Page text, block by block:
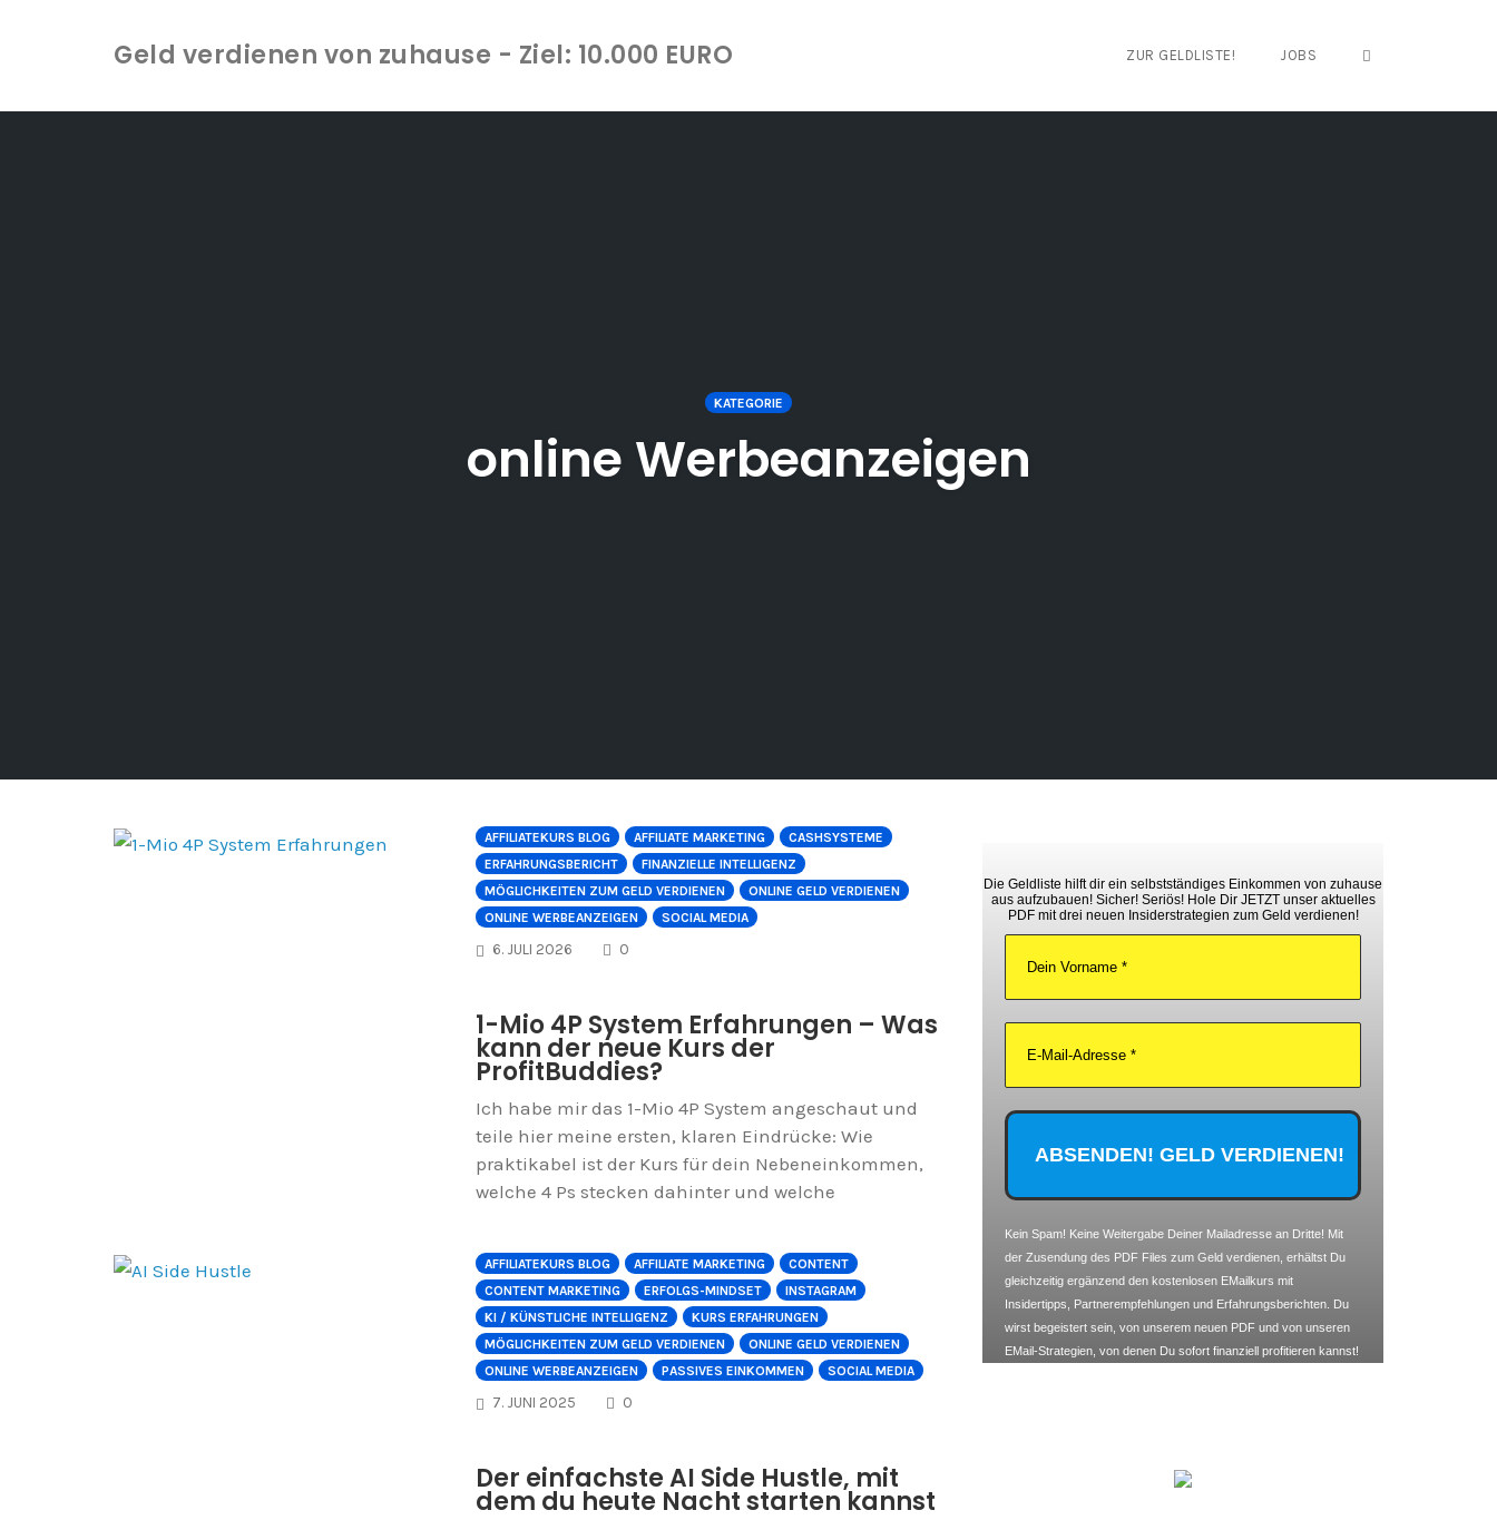
Geld verdienen von zuhause - Ziel: 10.000 EURO ZUR GELDLISTE! JOBS
KATEGORIE
online Werbeanzeigen
AFFILIATEKURS BLOG AFFILIATE MARKETING
CASHSYSTEME
ERFAHRUNGSBERICHT
FINANZIELLE INTELLIGENZ
MÖGLICHKEITEN ZUM GELD VERDIENEN
ONLINE GELD VERDIENEN
ONLINE WERBEANZEIGEN
SOCIAL MEDIA
6. JULI 2026 0COMMENTS
1-Mio 4P System Erfahrungen – Was
kann der neue Kurs der
ProfitBuddies?
Ich habe mir das 1-Mio 4P System angeschaut und
teile hier meine ersten, klaren Eindrücke: Wie
praktikabel ist der Kurs für dein Nebeneinkommen,
welche 4 Ps stecken dahinter und welche
AFFILIATEKURS BLOG AFFILIATE MARKETING
CONTENT
CONTENT MARKETING
ERFOLGS-MINDSET
INSTAGRAM
KI / KÜNSTLICHE INTELLIGENZ
KURS ERFAHRUNGEN
MÖGLICHKEITEN ZUM GELD VERDIENEN
ONLINE GELD VERDIENEN
ONLINE WERBEANZEIGEN
PASSIVES EINKOMMEN SOCIAL MEDIA
7. JUNI 2025 0COMMENTS
Der einfachste AI Side Hustle, mit
dem du heute Nacht starten kannst
Die Geldliste hilft dir ein selbstständiges Einkommen von zuhause
aus aufzubauen! Sicher! Seriös! Hole Dir JETZT unser aktuelles
PDF mit drei neuen Insiderstrategien zum Geld verdienen!
Kein Spam! Keine Weitergabe Deiner Mailadresse an Dritte! Mit
der Zusendung des PDF Files zum Geld verdienen, erhältst Du
gleichzeitig ergänzend den kostenlosen EMailkurs mit
Insidertipps, Partnerempfehlungen und Erfahrungsberichten. Du
wirst begeistert sein, von unserem neuen PDF und von unseren
EMail-Strategien, von denen Du sofort finanziell profitieren kannst!